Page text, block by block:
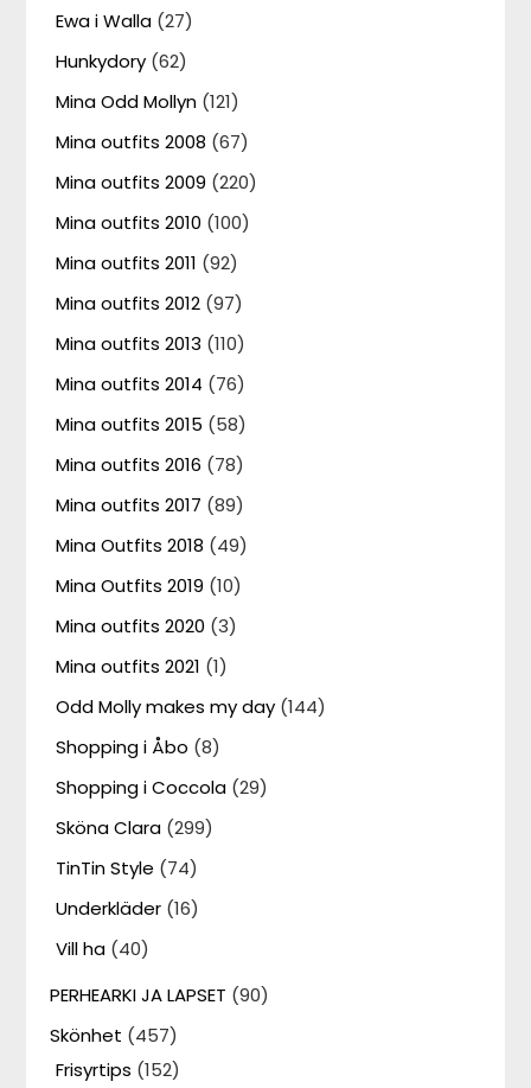
Ewa i Walla (27)
Hunkydory (62)
Mina Odd Mollyn (121)
Mina outfits 2008 (67)
Mina outfits 2009 (220)
Mina outfits 2010 (100)
Mina outfits 2011 (92)
Mina outfits 2012 (97)
Mina outfits 2013 (110)
Mina outfits 2014 (76)
Mina outfits 2015 (58)
Mina outfits 2016 (78)
Mina outfits 2017 (89)
Mina Outfits 2018 (49)
Mina Outfits 2019 (10)
Mina outfits 2020 (3)
Mina outfits 2021 (1)
Odd Molly makes my day (144)
Shopping i Åbo (8)
Shopping i Coccola (29)
Sköna Clara (299)
TinTin Style (74)
Underkläder (16)
Vill ha (40)
PERHEARKI JA LAPSET (90)
Skönhet (457)
Frisyrtips (152)